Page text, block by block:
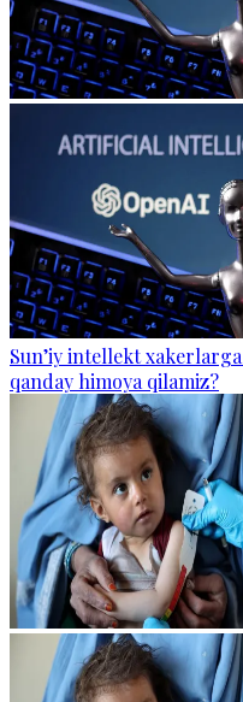
Sun’iy intellekt
qanday himoya qilamiz?